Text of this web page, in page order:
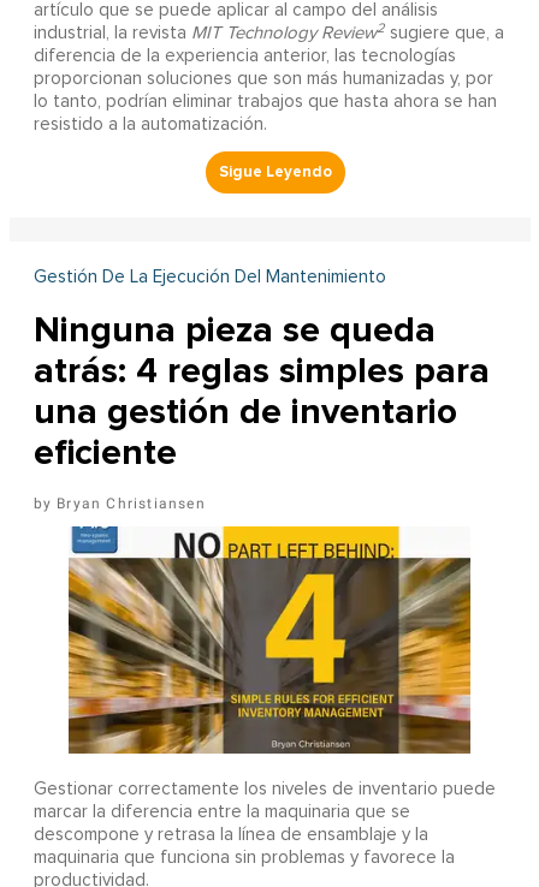
artículo que se puede aplicar al campo del análisis
industrial, la revista MIT Technology Review2sugiere que, a
diferencia de la experiencia anterior, las tecnologías
proporcionan soluciones que son más humanizadas y, por
lo tanto, podrían eliminar trabajos que hasta ahora se han
resistido a la automatización.
Gestión De La Ejecución Del Mantenimiento
Ninguna pieza se queda
atrás: 4 reglas simples para
una gestión de inventario
eficiente
Bryan Christiansen
Gestionar correctamente los niveles de inventario puede
marcar la diferencia entre la maquinaria que se
descompone y retrasa la línea de ensamblaje y la
maquinaria que funciona sin problemas y favorece la
productividad.